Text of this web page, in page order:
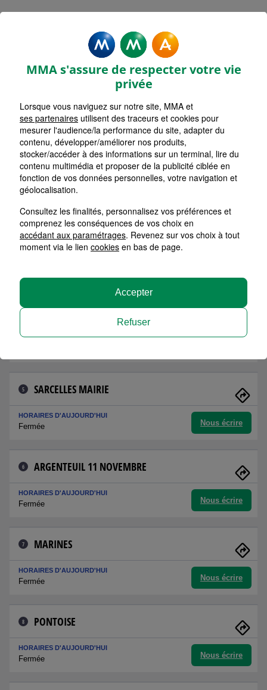
Rechercher une agence par code postal ou ville
Commencez à taper pour voir les suggestions de
Aucune suggestion disponible
LISTE AGENCES
HORAIRES D'AUJOURD'HUI
Fermée
2 L'ISLE ADAM N
HORAIRES D'AUJOURD'HUI
Fermée
3 ERMONT
BEAUCHAMP
HORAIRES D'AUJOURD'HUI
5 SARCELLES MAIRIE
HORAIRES D'AUJOURD'HUI
Fermée Nous écrire
6 ARGENTEUIL 11 NOVEMBRE
HORAIRES D'AUJOURD'HUI
Fermée Nous écrire
7 MARINES
HORAIRES D'AUJOURD'HUI
Fermée Nous écrire
8 PONTOISE
HORAIRES D'AUJOURD'HUI
Fermée Nous écrire
MMA s'assure de respecter votre vie
privée
Lorsque vous naviguez sur notre site, MMA et
ses partenaires utilisent des traceurs et cookies pour
mesurer l'audience/la performance du site, adapter du
contenu, développer/améliorer nos produits,
stocker/accéder à des informations sur un terminal, lire du
contenu multimédia et proposer de la publicité ciblée en
fonction de vos données personnelles, votre navigation et
géolocalisation.
Consultez les finalités, personnalisez vos préférences et
comprenez les conséquences de vos choix en
accédant aux paramétrages. Revenez sur vos choix à tout
moment via le lien cookies en bas de page.
Refuser
Accepter